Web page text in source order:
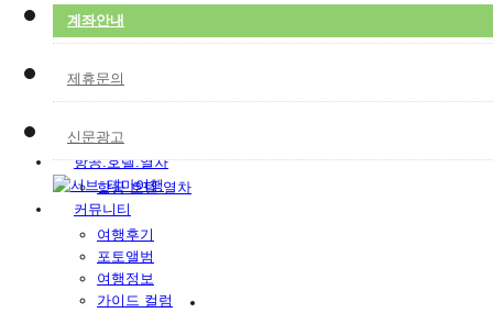
해외연수
전시/공연
VIP 의전
독일여행
예약 대행 서비스
항공.호텔.열차
항공.호텔.열차
커뮤니티
여행후기
포토앨범
여행정보
가이드 컬럼
계좌안내
제휴문의
신문광고